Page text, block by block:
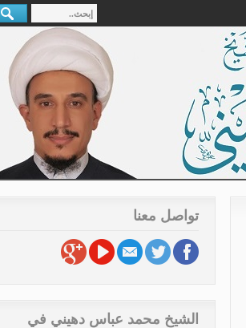
تواصل معنا
الشيخ محمد عباس دهيني في